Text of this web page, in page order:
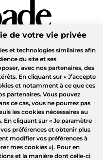
de votre vie privée
et technologies similaires afin
du site et ses
avec nos partenaires, des
En cliquant sur « J’accepte
et notamment à ce que ces
partenaires. Vous pouvez
ce cas, vous ne pourrez pas
les cookies nécessaires au
En cliquant sur « Je paramètre
préférences et obtenir plus
modifier vos préférences à
mes cookies »). Pour en
et la manière dont celle-ci